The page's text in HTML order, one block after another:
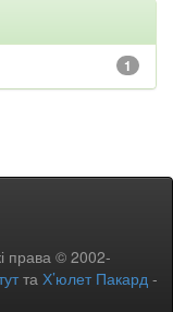
1
права © 2002-
та Х’юлет Пакард -